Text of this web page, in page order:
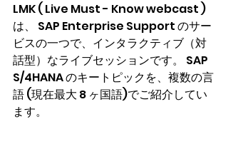
LMK ( Live Must - Know webcast )
は、 SAP Enterprise Support のサー
ビスの一つで、インタラクティブ（対
話型）なライブセッションです。 SAP
S/4HANA のキートピックを、複数の言
語 (現在最大 8 ヶ国語)でご紹介してい
ます。